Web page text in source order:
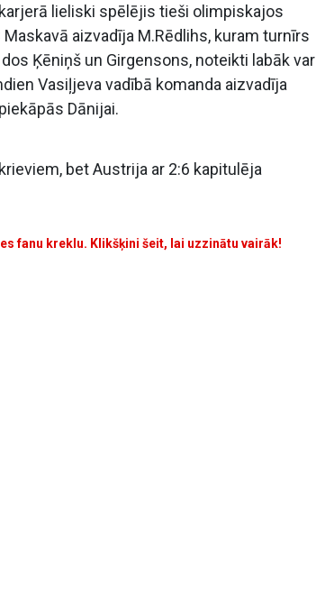
lieliski spēlējis tieši olimpiskajos
aizvadīja M.Rēdlihs, kuram turnīrs
Ķēniņš un Girgensons, noteikti labāk var
Vasiļjeva vadībā komanda aizvadīja
Dānijai.
bet Austrija ar 2:6 kapitulēja
fanu kreklu. Klikšķini šeit, lai uzzinātu vairāk!